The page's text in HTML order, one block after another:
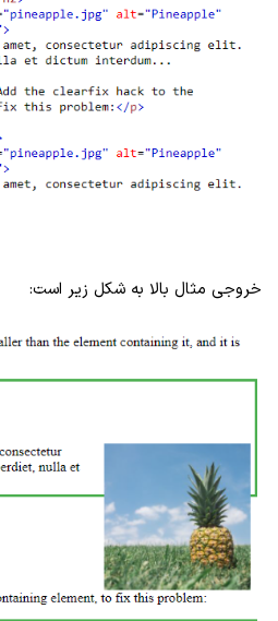
خروجی مثال بالا به شکل زیر است: